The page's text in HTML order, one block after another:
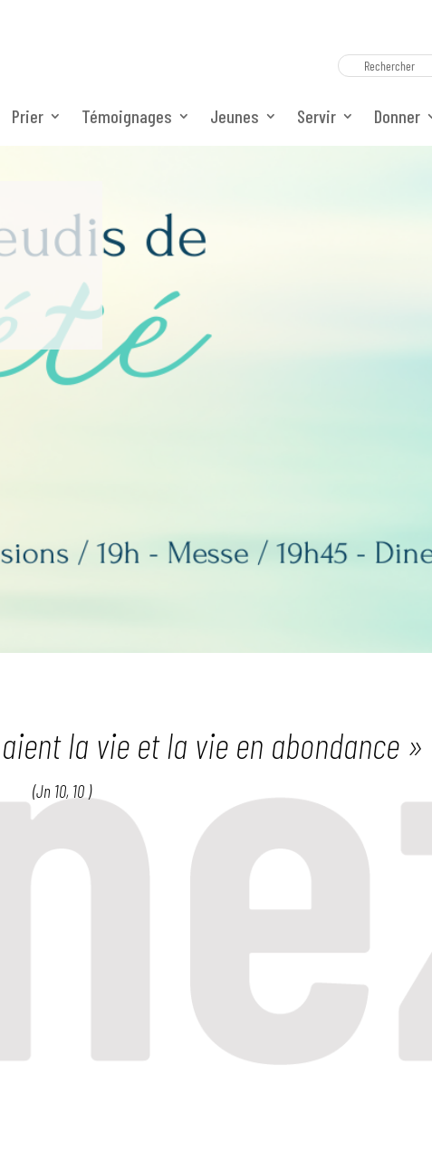
Prier Témoignages Jeunes Servir Donner
la vie et la vie en abondance »
(Jn 10, 10 )